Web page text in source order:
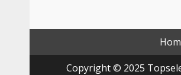
Copyright © 2025